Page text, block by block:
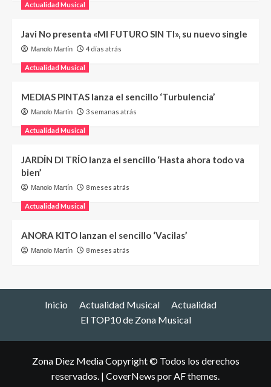
Actualidad Musical
Javi No presenta «MI FUTURO SIN TI», su nuevo single
Manolo Martín 4 días atrás
Actualidad Musical
MEDIAS PINTAS lanza el sencillo ‘Turbulencia’
Manolo Martín 3 semanas atrás
Actualidad Musical
JARDÍN DI TRÍO lanza el sencillo ‘Hasta ahora todo va
bien’
Manolo Martín 8 meses atrás
Actualidad Musical
ANORA KITO lanzan el sencillo ‘Vacilas’
Manolo Martín 8 meses atrás
Inicio Actualidad Musical
Actualidad
El TOP10 de Zona Musical
Zona Diez Media Copyright © Todos los derechos
reservados. | CoverNews por AF themes.